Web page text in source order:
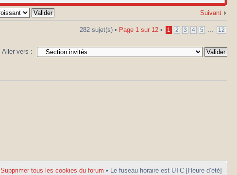
Suivant
282 sujet(s) • Page 1 sur 12 • 1 2 3 4 5 12
Aller vers :
Supprimer tous les cookies du forum • Le fuseau horaire est UTC [Heure d’été]